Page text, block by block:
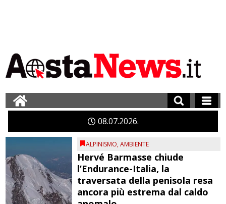
0807 2026
ALPINISMO,AMBIENTE
Hervé Barmasse chiude
l’Endurance-Italia, la
traversata della penisola resa
ancora più estrema dal caldo